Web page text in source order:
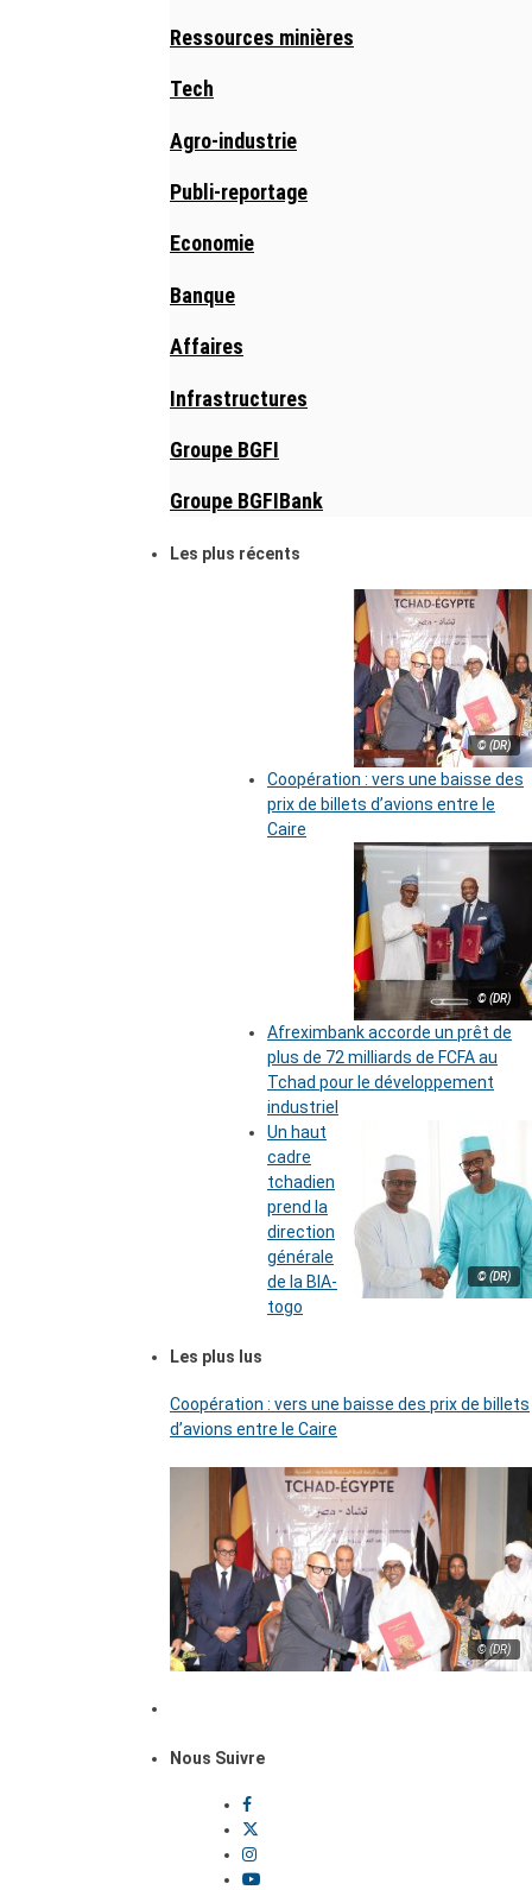
Ressources minières
Tech
Agro-industrie
Publi-reportage
Economie
Banque
Affaires
Infrastructures
Groupe BGFI
Groupe BGFIBank
Les plus récents
© (DR)
Coopération : vers une baisse des
prix de billets d’avions entre le
Caire
© (DR)
Afreximbank accorde un prêt de
plus de 72 milliards de FCFA au
Tchad pour le développement
industriel
© (DR)
Un haut
cadre
tchadien
prend la
direction
générale
de la BIA-
togo
Les plus lus
Coopération : vers une baisse des prix de billets
d’avions entre le Caire
© (DR)
Nous Suivre